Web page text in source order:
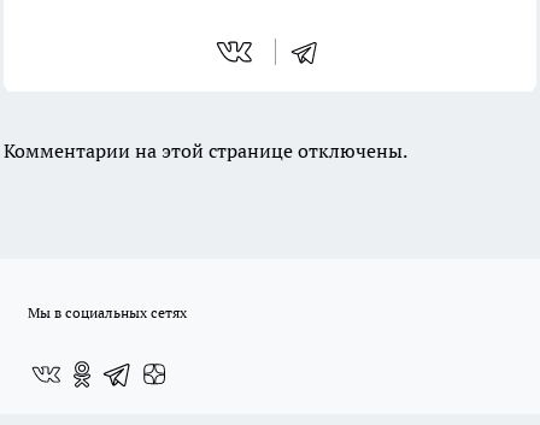
Комментарии на этой странице отключены.
Мы в социальных сетях